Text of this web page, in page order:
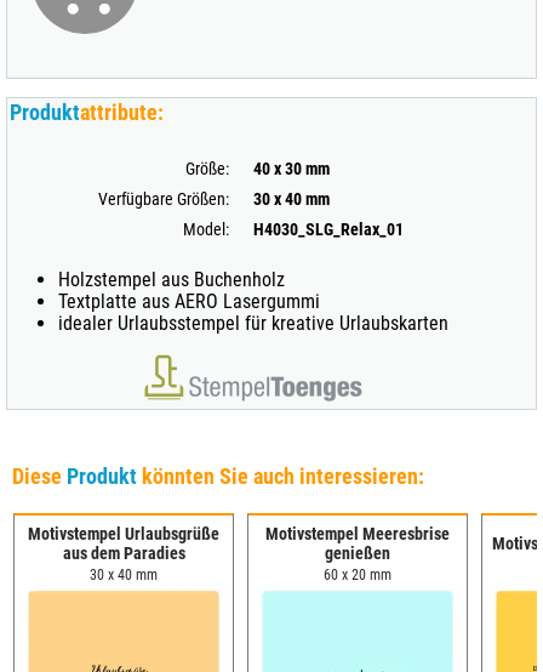
Produktattribute:
Größe:
40 x 30 mm
Verfügbare Größen:
30 x 40 mm
Model:
H4030_SLG_Relax_01
Holzstempel aus Buchenholz
Textplatte aus AERO Lasergummi
idealer Urlaubsstempel für kreative Urlaubskarten
Diese Produkt könnten Sie auch interessieren:
Motivstempel Urlaubsgrüße
aus dem Paradies
30 x 40 mm
Motivstempel Meeresbrise
genießen
60 x 20 mm